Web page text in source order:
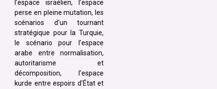
l’espace israélien, l’espace
perse en pleine mutation, les
scénarios d’un tournant
stratégique pour la Turquie,
le scénario pour l’espace
arabe entre normalisation,
autoritarisme et
décomposition, l’espace
kurde entre espoirs d’État et